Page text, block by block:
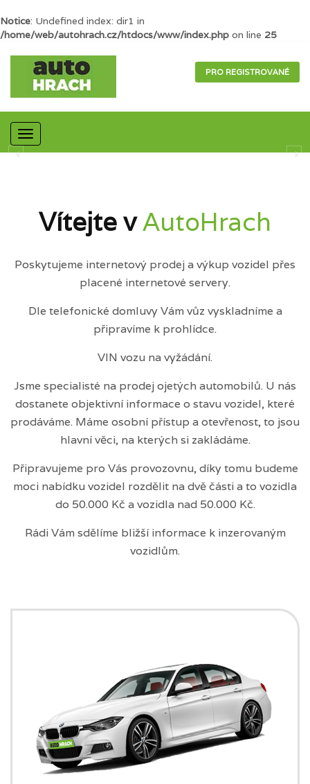
Notice: Undefined index: dir1 in
/home/web/autohrach.cz/htdocs/www/index.php on line 25
PRO REGISTROVANÉ
Mobilní
navigace
Vítejte vAutoHrach
Poskytujeme internetový prodej a výkup vozidel přes
placené internetové servery.
Dle telefonické domluvy Vám vůz vyskladníme a
připravíme k prohlídce.
VIN vozu na vyžádání.
Jsme specialisté na prodej ojetých automobilů. U nás
dostanete objektivní informace o stavu vozidel, které
prodáváme. Máme osobní přístup a otevřenost, to jsou
hlavní věci, na kterých si zakládáme.
Připravujeme pro Vás provozovnu, díky tomu budeme
moci nabídku vozidel rozdělit na dvě části a to vozidla
do 50.000 Kč a vozidla nad 50.000 Kč.
Rádi Vám sdělíme bližší informace k inzerovaným
vozidlům.